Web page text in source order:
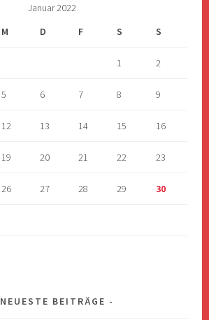
Januar 2022
M D F S S
1 2
5 6 7 8 9
12 13 14 15 16
19 20 21 22 23
26 27 28 29 30
NEUESTE BEITRÄGE